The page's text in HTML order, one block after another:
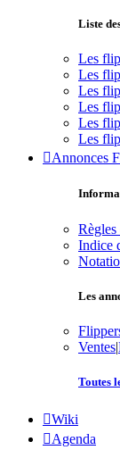
Liste
Les
Les
Les
Les
Les
Les
Annonces
Règles
Indice
Les
Ventes|
Toutes
Wiki
Agenda